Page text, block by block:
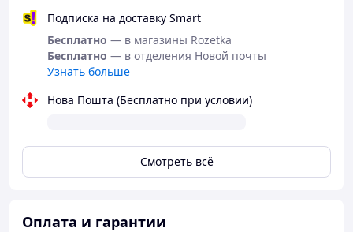
Подписка на доставку Smart
Бесплатно — в магазины Rozetka
Бесплатно — в отделения Новой почты
Узнать больше
Нова Пошта (Бесплатно при условии)
Смотреть всё
Оплата и гарантии